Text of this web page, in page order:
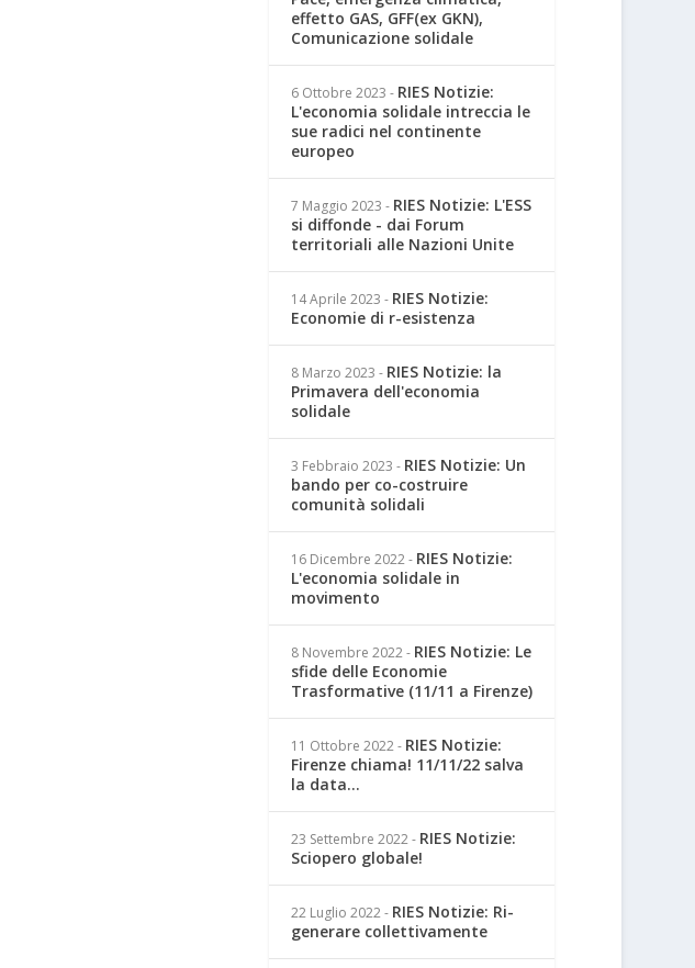
effetto GAS, GFF(ex GKN),
Comunicazione solidale
6 Ottobre 2023 - RIES Notizie:
L'economia solidale intreccia le
sue radici nel continente
europeo
7 Maggio 2023 - RIES Notizie: L'ESS
si diffonde - dai Forum
territoriali alle Nazioni Unite
14 Aprile 2023 - RIES Notizie:
Economie di r-esistenza
8 Marzo 2023 - RIES Notizie: la
Primavera dell'economia
solidale
3 Febbraio 2023 - RIES Notizie: Un
bando per co-costruire
comunità solidali
16 Dicembre 2022- RIES Notizie:
L'economia solidale in
movimento
8 Novembre 2022- RIES Notizie: Le
sfide delle Economie
Trasformative (11/11 a Firenze)
11 Ottobre 2022- RIES Notizie:
Firenze chiama! 11/11/22 salva
la data...
23 Settembre 2022- RIES Notizie:
Sciopero globale!
22 Luglio 2022- RIES Notizie: Ri-
generare collettivamente